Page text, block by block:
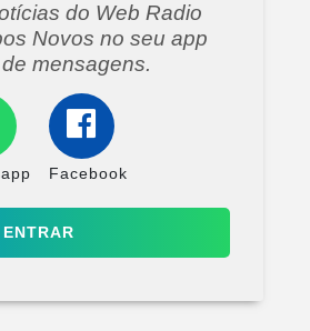
do Web Radio
Novos no seu app
mensagens.
Facebook
ENTRAR